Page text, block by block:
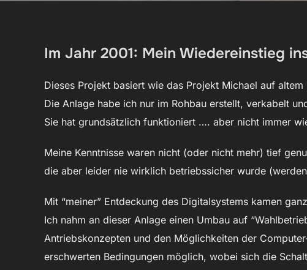
Im Jahr 2001: Mein Wiedereinstieg
Dieses Projekt basiert wie das Projekt Michael auf
Die Anlage habe ich nur im Rohbau erstellt, verkabelt
Sie hat grundsätzlich funktioniert …. aber nicht immer
Meine Kenntnisse waren nicht (oder nicht mehr) tief
die aber leider nie wirklich betriebssicher wurde
Mit “meiner” Entdeckung des Digitalsystems kamen
Ich nahm an dieser Anlage einen Umbau auf
Antriebskonzepten und den Möglichkeiten der
erschwerten Bedingungen möglich, wobei sich die